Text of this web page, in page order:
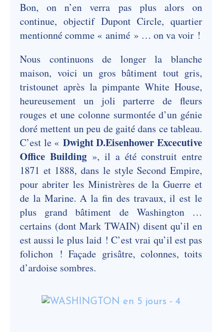
Bon, on n’en verra pas plus alors on
continue, objectif Dupont Circle, quartier
mentionné comme « animé » … on va voir !
Nous continuons de longer la blanche
maison, voici un gros bâtiment tout gris,
tristounet après la pimpante White House,
heureusement un joli parterre de fleurs
rouges et une colonne surmontée d’un génie
doré mettent un peu de gaité dans ce tableau.
C’est le « Dwight D.Eisenhower Excecutive
Office Building », il a été construit entre
1871 et 1888, dans le style Second Empire,
pour abriter les Ministrères de la Guerre et
de la Marine. A la fin des travaux, il est le
plus grand bâtiment de Washington …
certains (dont Mark TWAIN) disent qu’il en
est aussi le plus laid ! C’est vrai qu’il est pas
folichon ! Façade grisâtre, colonnes, toits
d’ardoise sombres.